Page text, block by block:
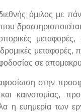
διεθνής όμιλος με
σε
στην
καινοτομίας,
η ευημερία των